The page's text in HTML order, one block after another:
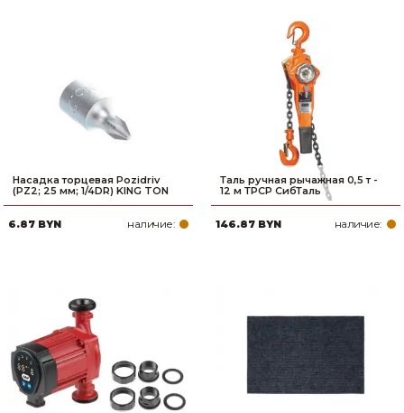
Насадка торцевая Pozidriv
(PZ2; 25 мм; 1/4DR) KING TON
6.87 BYN наличие:
Таль ручная рычажная 0,5 т -
12 м ТРСР СибТаль
146.87 BYN наличие: